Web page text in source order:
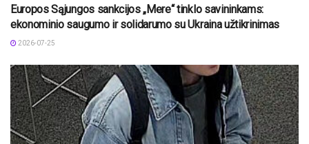
Europos Sąjungos sankcijos „Mere“ tinklo savininkams:
ekonominio saugumo ir solidarumo su Ukraina užtikrinimas
2026-07-25